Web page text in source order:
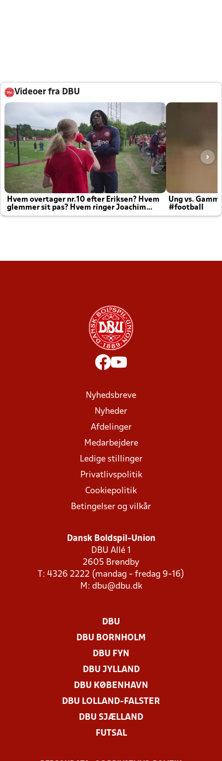
Videoer fra DBU
Hvem overtager nr.10 efter Eriksen? Hvem
glemmer sit pas? Hvem ringer Joachim
altid til efter kampe?
Ung vs.
#football
Nyhedsbreve
Nyheder
Afdelinger
Medarbejdere
Ledige stillinger
Privatlivspolitik
Cookiepolitik
Betingelser og vilkår
Dansk Boldspil-Union
DBU Allé 1
2605 Brøndby
T: 4326 2222 (mandag - fredag 9-16)
M: dbu@dbu.dk
DBU
DBU BORNHOLM
DBU FYN
DBU JYLLAND
DBU KØBENHAVN
DBU LOLLAND-FALSTER
DBU SJÆLLAND
FUTSAL